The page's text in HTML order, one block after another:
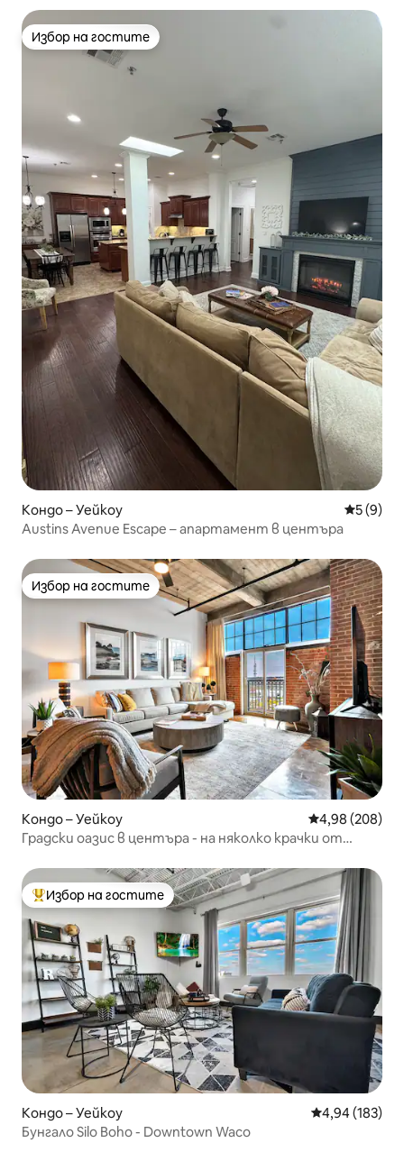
Избор на гостите
Избор на гостите
Кондо – Уейкоу Средна
5 (9)
Austins Avenue Escape – апартамент в центъра
Избор на гостите
Избор на гостите
Кондо – Уейкоу Средна
4,98 (208)
Градски оазис в центъра - на няколко крачки от
Най-популярен избор на гостите
Избор на гостите
Кондо – Уейкоу Средна
4,94 (183)
Бунгало Silo Boho - Downtown Waco